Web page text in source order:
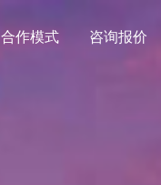
合作模式 咨询报价